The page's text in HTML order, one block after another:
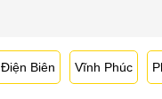
Điện Biên Vĩnh Phúc